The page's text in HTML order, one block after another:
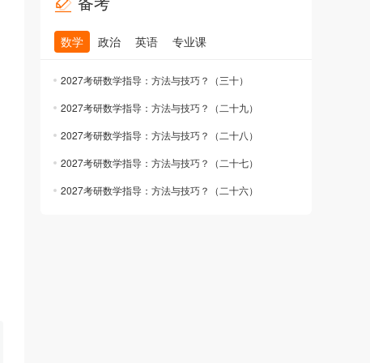
数学 政治 英语 专业课
2027考研数学指导：方法与技巧？（三十）
2027考研数学指导：方法与技巧？（二十九）
2027考研数学指导：方法与技巧？（二十八）
2027考研数学指导：方法与技巧？（二十七）
2027考研数学指导：方法与技巧？（二十六）